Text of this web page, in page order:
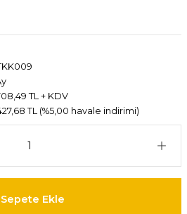
TL + KDV
TL (%5,00 havale indirimi)
Sepete Ekle